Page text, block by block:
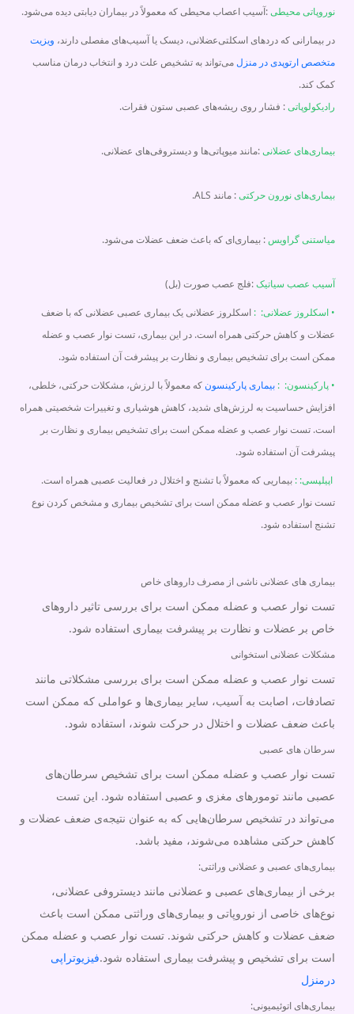
نوروپاتی محیطی:آسیب اعصاب محیطی که معمولاً در بیماران دیابتی دیده می‌شود.
در بیمارانی که دردهای اسکلتی‌عضلانی، دیسک یا آسیب‌های مفصلی دارند، ویزیت
متخصص ارتوپدی در منزلمی‌تواند به تشخیص علت درد و انتخاب درمان مناسب
کمک کند.
رادیکولوپاتی: فشار روی ریشه‌های عصبی ستون فقرات.
بیماری‌های عضلانی:مانند میوپاتی‌ها و دیستروفی‌های عضلانی.
بیماری‌های نورون حرکتی: مانند ALS.
میاستنی گراویس: بیماری‌ای که باعث ضعف عضلات می‌شود.
آسیب عصب سیاتیک:فلج عصب صورت (بل)
• اسکلروز عضلانی: : اسکلروز عضلانی یک بیماری عصبی عضلانی که با ضعف
عضلات و کاهش حرکتی همراه است. در این بیماری، تست نوار عصب و عضله
ممکن است برای تشخیص بیماری و نظارت بر پیشرفت آن استفاده شود.
• پارکینسون: : بیماری پارکینسونکه معمولاً با لرزش، مشکلات حرکتی، خلطی،
افزایش حساسیت به لرزش‌های شدید، کاهش هوشیاری و تغییرات شخصیتی همراه
است. تست نوار عصب و عضله ممکن است برای تشخیص بیماری و نظارت بر
پیشرفت آن استفاده شود.
اپیلپسی: : بیماریی که معمولاً با تشنج و اختلال در فعالیت عصبی همراه است.
تست نوار عصب و عضله ممکن است برای تشخیص بیماری و مشخص کردن نوع
تشنج استفاده شود.
بیماری های عضلانی ناشی از مصرف داروهای خاص
تست نوار عصب و عضله ممکن است برای بررسی تاثیر داروهای
خاص بر عضلات و نظارت بر پیشرفت بیماری استفاده شود.
مشکلات عضلانی استخوانی
تست نوار عصب و عضله ممکن است برای بررسی مشکلاتی مانند
تصادفات، اصابت به آسیب، سایر بیماری‌ها و عواملی که ممکن است
باعث ضعف عضلات و اختلال در حرکت شوند، استفاده شود.
سرطان های عصبی
تست نوار عصب و عضله ممکن است برای تشخیص سرطان‌های
عصبی مانند تومورهای مغزی و عصبی استفاده شود. این تست
می‌تواند در تشخیص سرطان‌هایی که به عنوان نتیجه‌ی ضعف عضلات و
کاهش حرکتی مشاهده می‌شوند، مفید باشد.
بیماری‌های عصبی و عضلانی وراثتی:
برخی از بیماری‌های عصبی و عضلانی مانند دیستروفی عضلانی،
نوع‌های خاصی از نوروپاتی و بیماری‌های وراثتی ممکن است باعث
ضعف عضلات و کاهش حرکتی شوند. تست نوار عصب و عضله ممکن
است برای تشخیص و پیشرفت بیماری استفاده شود.فیزیوتراپی
درمنزل
بیماری‌های اتوئیمیونی: